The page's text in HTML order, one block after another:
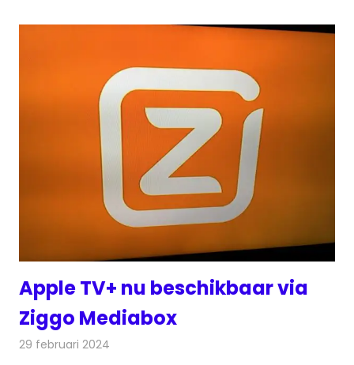
Apple TV+ nu beschikbaar via
Ziggo Mediabox
29 februari 2024